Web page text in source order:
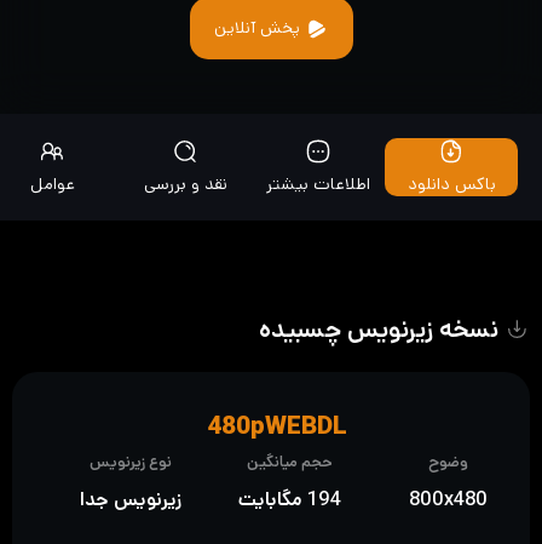
پخش آنلاین
باکس دانلود اطلاعات بیشتر نقد و بررسی عوامل
نسخه زیرنویس چسبیده
وضوح
800x480
حجم میانگین
194 مگابایت
نوع زیرنویس
زیرنویس جدا
480pWEBDL